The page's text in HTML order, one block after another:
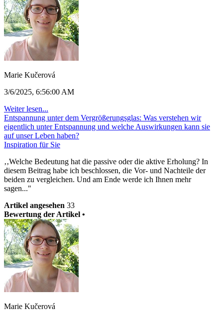
Marie Kučerová
3/6/2025, 6:56:00 AM
Weiter lesen...
Entspannung unter dem Vergrößerungsglas: Was verstehen wir
eigentlich unter Entspannung und welche Auswirkungen kann sie
auf unser Leben haben?
Inspiration für Sie
‚‚Welche Bedeutung hat die passive oder die aktive Erholung? In
diesem Beitrag habe ich beschlossen, die Vor- und Nachteile der
beiden zu vergleichen. Und am Ende werde ich Ihnen mehr
sagen..."
Artikel angesehen 33
Bewertung der Artikel •
Marie Kučerová